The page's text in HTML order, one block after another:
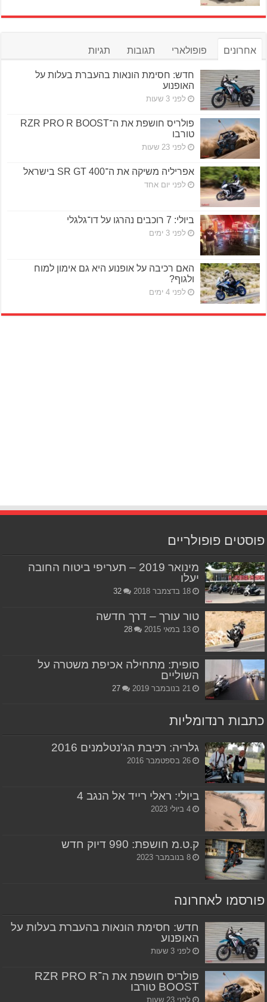
אחרונים פופולארי תגובות תגיות
חדש: חסימת הונאות בהעברת בעלות על
האופנוע
לפני 3 שעות
פולריס חושפת את ה־RZR PRO R BOOST
טורבו
לפני 23 שעות
אפריליה משיקה את ה־SR GT 400 בישראל
לפני יום אחד
ביולי: 7 רוכבים נהרגו על דו־גלגלי
לפני 3 ימים
האם רכיבה על אופנוע היא גם אימון למוח
ולגוף?
לפני 4 ימים
פוסטים פופולריים
מינואר 2019 – תעריפי ביטוח החובה
יעלו
18 בדצמבר 2018 32
טור עורך – דרך חדשה
13 במאי 2015 28
סופית: מתחילה אכיפת משטרה על
השוליים
21 בנובמבר 2019 27
כתבות רנדומליות
גלריה: רכיבת הג'נטלמנים 2016
26 בספטמבר 2016
ביולי: ראלי רייד אל הנגב 4
4 ביולי 2023
ק.ט.מ חושפת: 990 דיוק חדש
8 בנובמבר 2023
פורסמו לאחרונה
חדש: חסימת הונאות בהעברת בעלות על
האופנוע
לפני 3 שעות
פולריס חושפת את ה־RZR PRO R
BOOST טורבו
לפני 23 שעות